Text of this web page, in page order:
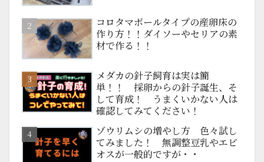
コロタマボールタイプの産卵床の
作り方！！ダイソーやセリアの素
材で作る！！
メダカの針子飼育は実は簡
単！！ 採卵からの針子誕生、そ
して育成！ うまくいかない人は
確認してみてください！
ゾウリムシの増やし方 色々試し
てみました！ 無調整豆乳やエビ
オスが一般的ですが・・